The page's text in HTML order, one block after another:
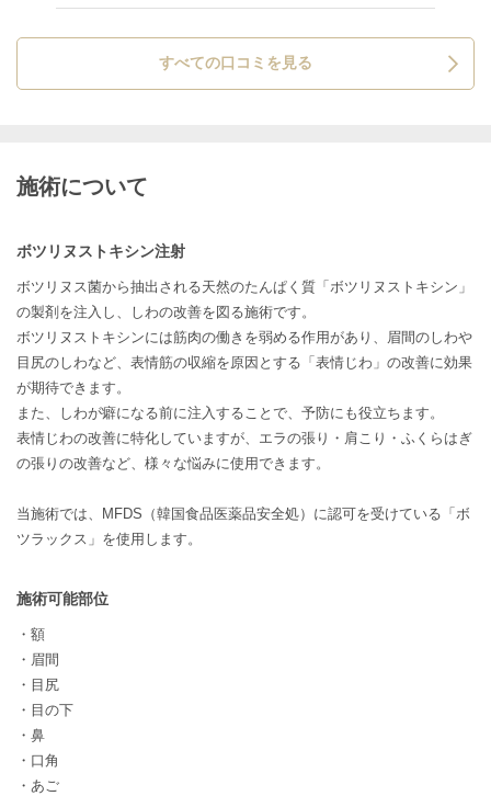
すべての口コミを見る
施術について
ボツリヌストキシン注射
ボツリヌス菌から抽出される天然のたんぱく質「ボツリヌストキシン」
の製剤を注入し、しわの改善を図る施術です。
ボツリヌストキシンには筋肉の働きを弱める作用があり、眉間のしわや
目尻のしわなど、表情筋の収縮を原因とする「表情じわ」の改善に効果
が期待できます。
また、しわが癖になる前に注入することで、予防にも役立ちます。
表情じわの改善に特化していますが、エラの張り・肩こり・ふくらはぎ
の張りの改善など、様々な悩みに使用できます。
当施術では、MFDS（韓国食品医薬品安全処）に認可を受けている「ボ
ツラックス」を使用します。
施術可能部位
・額
・眉間
・目尻
・目の下
・鼻
・口角
・あご